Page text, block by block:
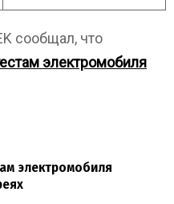
сообщал, что
электромобиля
электромобиля